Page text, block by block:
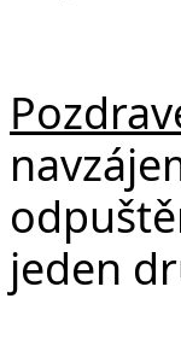
jeden